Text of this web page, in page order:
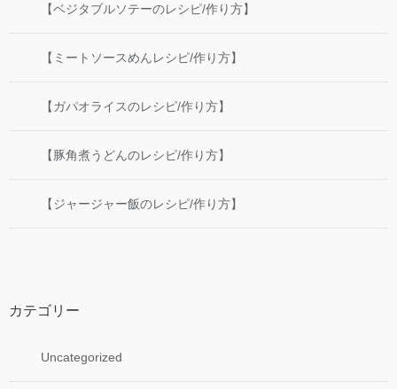
【ベジタブルソテーのレシピ/作り方】
【ミートソースめんレシピ/作り方】
【ガパオライスのレシピ/作り方】
【豚角煮うどんのレシピ/作り方】
【ジャージャー飯のレシピ/作り方】
カテゴリー
Uncategorized